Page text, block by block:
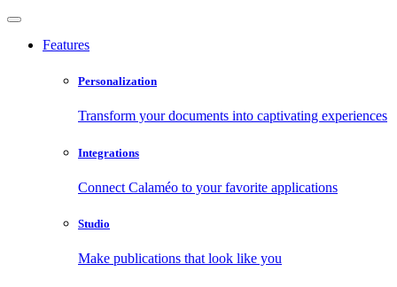
Features
Personalization
Transform your documents into captivating experiences
Integrations
Connect Calaméo to your favorite applications
Studio
Make publications that look like you